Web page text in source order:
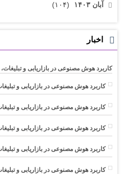
آبان ۱۴۰۳ (۱۰۴)
اخبار
کاربرد هوش مصنوعی در بازاریابی و
کاربرد هوش مصنوعی در بازاریابی و
کاربرد هوش مصنوعی در بازاریابی و
کاربرد هوش مصنوعی در بازاریابی و
کاربرد هوش مصنوعی در بازاریابی و
کاربرد هوش مصنوعی در بازاریابی و